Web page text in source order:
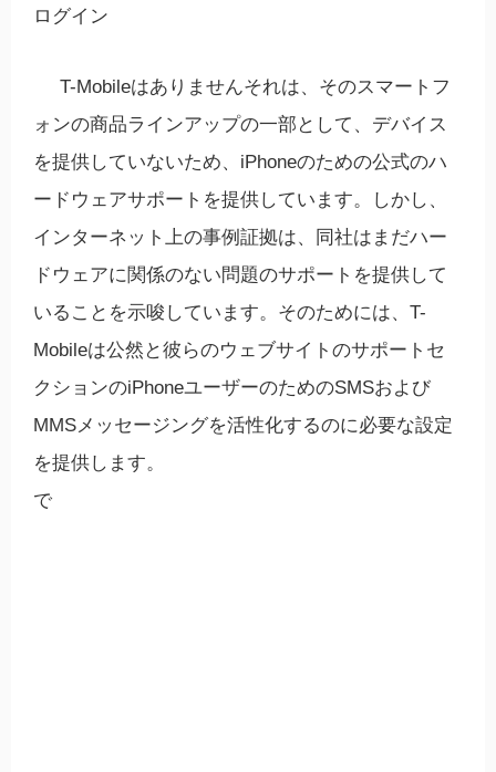
ログイン
T-Mobileはありませんそれは、そのスマートフ
ォンの商品ラインアップの一部として、デバイス
を提供していないため、iPhoneのための公式のハ
ードウェアサポートを提供しています。しかし、
インターネット上の事例証拠は、同社はまだハー
ドウェアに関係のない問題のサポートを提供して
いることを示唆しています。そのためには、T-
Mobileは公然と彼らのウェブサイトのサポートセ
クションのiPhoneユーザーのためのSMSおよび
MMSメッセージングを活性化するのに必要な設定
を提供します。
で